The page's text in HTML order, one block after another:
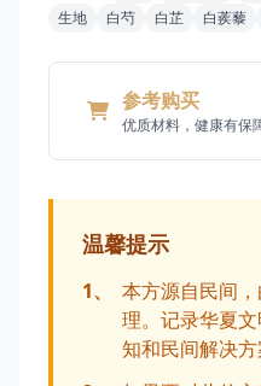
生地
白芍 白芷 白蒺藜
参考购买
优质材料，健康有保
温馨提示
1、
本方源自民间
理。记录华夏
知和民间解决方